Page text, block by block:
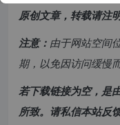
原创文章，转载请注
注意： 由于网站空间
期，以免因访问缓慢
若下载链接为空，是
所致。请私信本站反